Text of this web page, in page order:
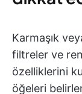
Karmaşık
filtreler ve
özelliklerini
öğeleri